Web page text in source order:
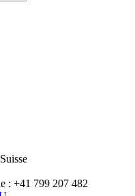
: +41 799 207 482